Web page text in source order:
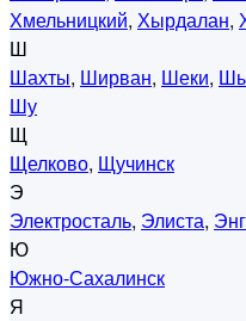
Хмельницкий, Хырдалан,
Ш
Шахты, Ширван, Шеки,
Шу
Щ
Щелково, Щучинск
Э
Электросталь, Элиста,
Ю
Южно-Сахалинск
Я